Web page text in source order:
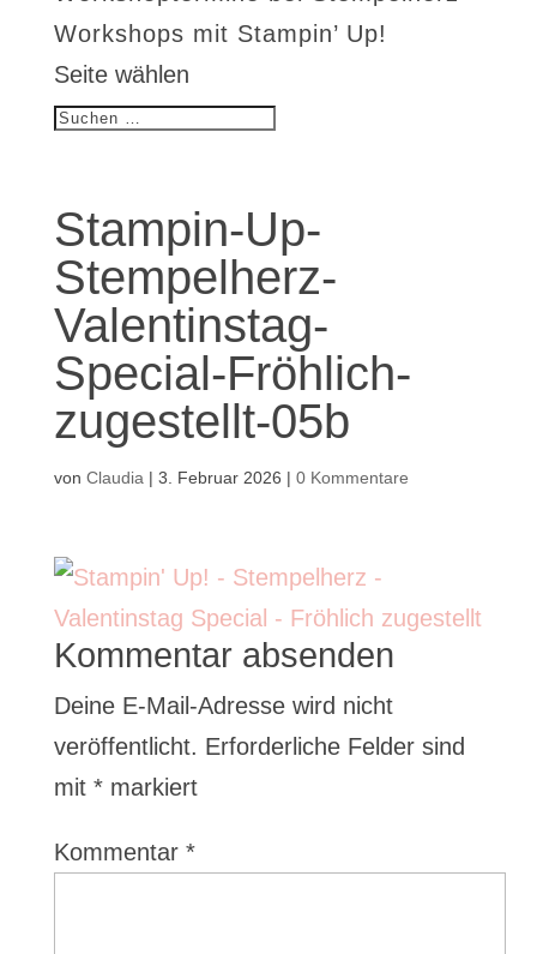
Workshops mit Stampin’ Up!
Seite wählen
Stampin-Up-
Stempelherz-
Valentinstag-
Special-Fröhlich-
zugestellt-05b
von Claudia | 3. Februar 2026 | 0 Kommentare
Kommentar absenden
Deine E-Mail-Adresse wird nicht
veröffentlicht. Erforderliche Felder sind
mit *markiert
Kommentar *